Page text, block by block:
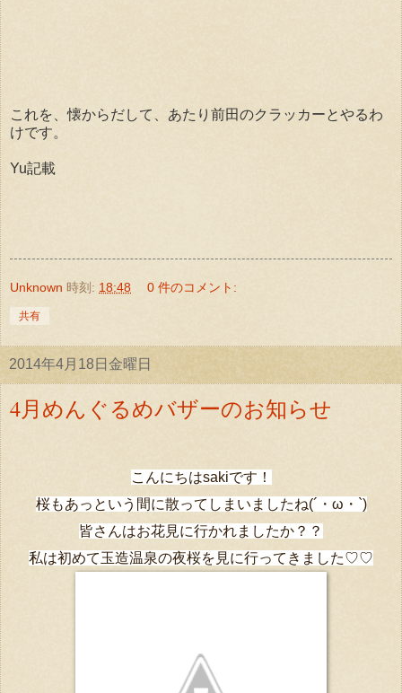
これを、懐からだして、あたり前田のクラッカーとやるわ
けです。
Yu記載
Unknown 時刻: 18:48 0 件のコメント:
共有
2014年4月18日金曜日
4月めんぐるめバザーのお知らせ
こんにちはsakiです！
桜もあっという間に散ってしまいましたね(´・ω・`)
皆さんはお花見に行かれましたか？？
私は初めて玉造温泉の夜桜を見に行ってきました♡♡